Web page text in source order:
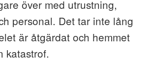
över med utrustning,
personal. Det tar inte lång
är åtgärdat och hemmet
katastrof.